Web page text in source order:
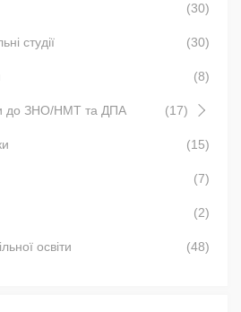
(30)
студії (30)
(8)
до ЗНО/НМТ та ДПА (17)
(15)
(7)
(2)
освіти (48)